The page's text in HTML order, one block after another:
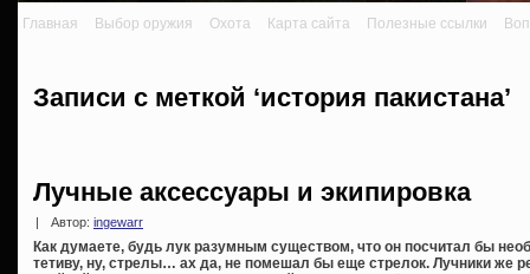
Главная Выбор оружия Охота Карта сайта Полезные ссылки
Записи с меткой ‘история пакистана’
Лучные аксессуары и экипировка
Автор: ingewarr
Как думаете, будь лук разумным существом, что он посчитал бы
тетиву, ну, стрелы… ах да, не помешал бы еще стрелок. Лучники же